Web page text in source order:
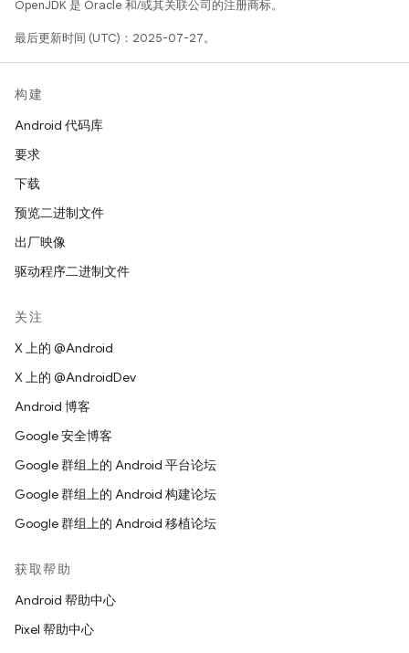
OpenJDK 是 Oracle 和/或其关联公司的注册商标。
最后更新时间 (UTC)：2025-07-27。
构建
Android 代码库
要求
下载
预览二进制文件
出厂映像
驱动程序二进制文件
关注
X 上的 @Android
X 上的 @AndroidDev
Android 博客
Google 安全博客
Google 群组上的 Android 平台论坛
Google 群组上的 Android 构建论坛
Google 群组上的 Android 移植论坛
获取帮助
Android 帮助中心
Pixel 帮助中心